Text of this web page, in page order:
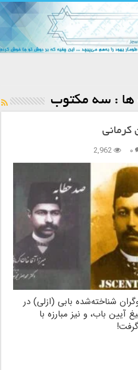
ها :سه مکتوب
کرمانی
۰ 2,962
شناخته‌شده بابی (ازلی) در
آیین باب، و نیز مبارزه با